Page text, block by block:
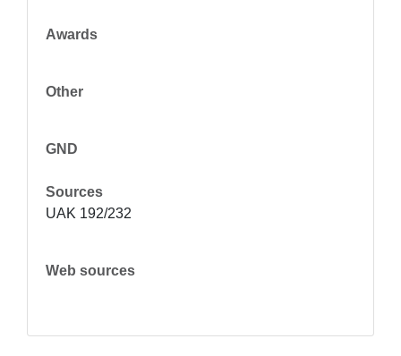
Awards
Other
GND
Sources
UAK 192/232
Web sources